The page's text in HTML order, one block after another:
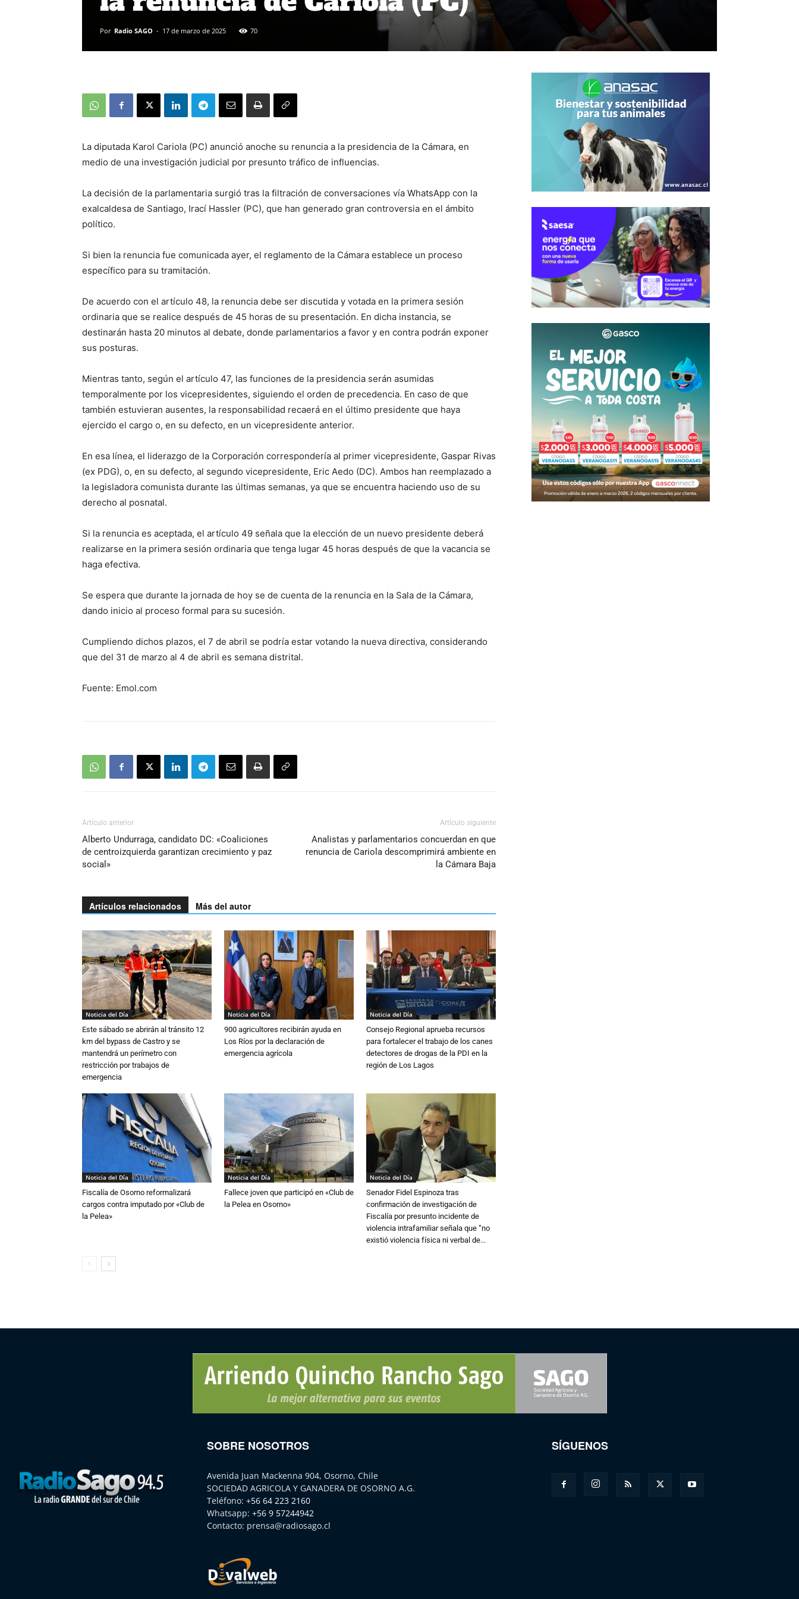
Por Radio SAGO - 17 de marzo de 2025 70
La diputada Karol Cariola (PC) anunció anoche su renuncia a la presidencia de la Cámara, en
medio de una investigación judicial por presunto tráfico de influencias.
La decisión de la parlamentaria surgió tras la filtración de conversaciones vía WhatsApp con la
exalcaldesa de Santiago, Irací Hassler (PC), que han generado gran controversia en el ámbito
político.
Si bien la renuncia fue comunicada ayer, el reglamento de la Cámara establece un proceso
específico para su tramitación.
De acuerdo con el artículo 48, la renuncia debe ser discutida y votada en la primera sesión
ordinaria que se realice después de 45 horas de su presentación. En dicha instancia, se
destinarán hasta 20 minutos al debate, donde parlamentarios a favor y en contra podrán exponer
sus posturas.
Mientras tanto, según el artículo 47, las funciones de la presidencia serán asumidas
temporalmente por los vicepresidentes, siguiendo el orden de precedencia. En caso de que
también estuvieran ausentes, la responsabilidad recaerá en el último presidente que haya
ejercido el cargo o, en su defecto, en un vicepresidente anterior.
En esa línea, el liderazgo de la Corporación correspondería al primer vicepresidente, Gaspar Rivas
(ex PDG), o, en su defecto, al segundo vicepresidente, Eric Aedo (DC). Ambos han reemplazado a
la legisladora comunista durante las últimas semanas, ya que se encuentra haciendo uso de su
derecho al posnatal.
Si la renuncia es aceptada, el artículo 49 señala que la elección de un nuevo presidente deberá
realizarse en la primera sesión ordinaria que tenga lugar 45 horas después de que la vacancia se
haga efectiva.
Se espera que durante la jornada de hoy se de cuenta de la renuncia en la Sala de la Cámara,
dando inicio al proceso formal para su sucesión.
Cumpliendo dichos plazos, el 7 de abril se podría estar votando la nueva directiva, considerando
que del 31 de marzo al 4 de abril es semana distrital.
Fuente: Emol.com
Artículo anterior
Alberto Undurraga, candidato DC: «Coaliciones
de centroizquierda garantizan crecimiento y paz
social»
Artículo siguiente
Analistas y parlamentarios concuerdan en que
renuncia de Cariola descomprimirá ambiente en
la Cámara Baja
Artículos relacionados Más del autor
Noticia del Día
Este sábado se abrirán al tránsito 12
km del bypass de Castro y se
mantendrá un perímetro con
restricción por trabajos de
emergencia
Noticia del Día
900 agricultores recibirán ayuda en
Los Ríos por la declaración de
emergencia agrícola
Noticia del Día
Consejo Regional aprueba recursos
para fortalecer el trabajo de los canes
detectores de drogas de la PDI en la
región de Los Lagos
Noticia del Día
Fiscalía de Osorno reformalizará
cargos contra imputado por «Club de
la Pelea»
Noticia del Día
Fallece joven que participó en «Club de
la Pelea en Osorno»
Noticia del Día
Senador Fidel Espinoza tras
confirmación de investigación de
Fiscalía por presunto incidente de
violencia intrafamiliar señala que “no
existió violencia física ni verbal de...
SOBRE NOSOTROS
Avenida Juan Mackenna 904, Osorno, Chile
SOCIEDAD AGRICOLA Y GANADERA DE OSORNO A.G.
Teléfono: +56 64 223 2160
Whatsapp: +56 9 57244942
Contacto: prensa@radiosago.cl
SÍGUENOS